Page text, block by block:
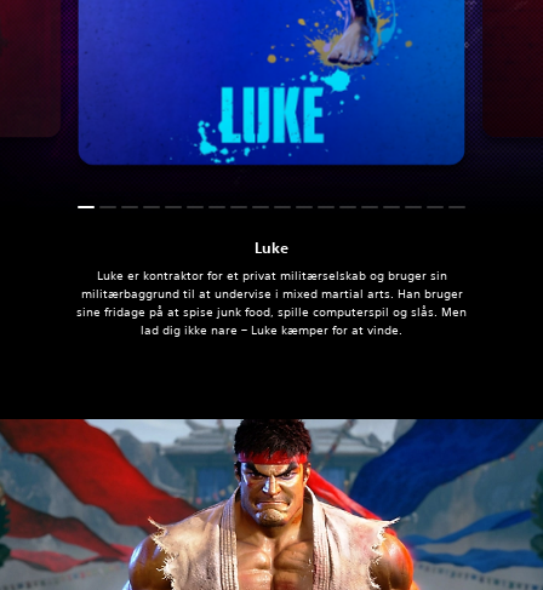
Luke
Luke er kontraktor for et privat militærselskab og bruger sin
militærbaggrund til at undervise i mixed martial arts. Han bruger
sine fridage på at spise junk food, spille computerspil og slås. Men
lad dig ikke nare – Luke kæmper for at vinde.